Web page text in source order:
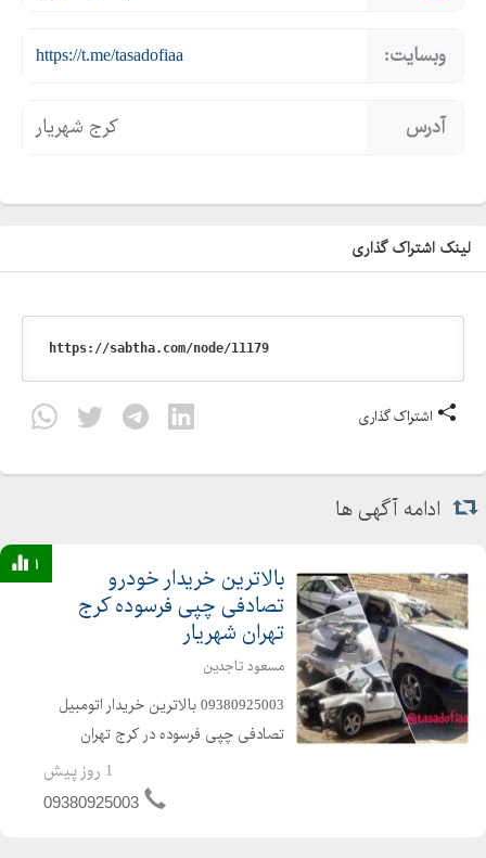
وبسایت: https://t.me/tasadofiaa
آدرس کرج شهریار
لینک اشتراک گذاری
اشتراک گذاری
ادامه آگهی ها
1
بالاترین خریدار خودرو
تصادفی چپی فرسوده کرج
تهران شهریار
مسعود تاجدین
09380925003 بالاترین خریدار اتومبیل
تصادفی چپی فرسوده در کرج تهران
شهریار و. سراسر ایران انواع خودرو
تصادفی خودرو چپی چپی فرسوده اوراقی
1 روز پیش
09380925003